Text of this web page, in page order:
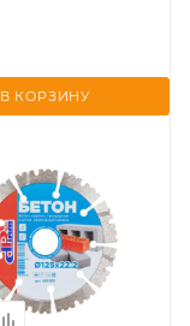
В КОРЗИНУ